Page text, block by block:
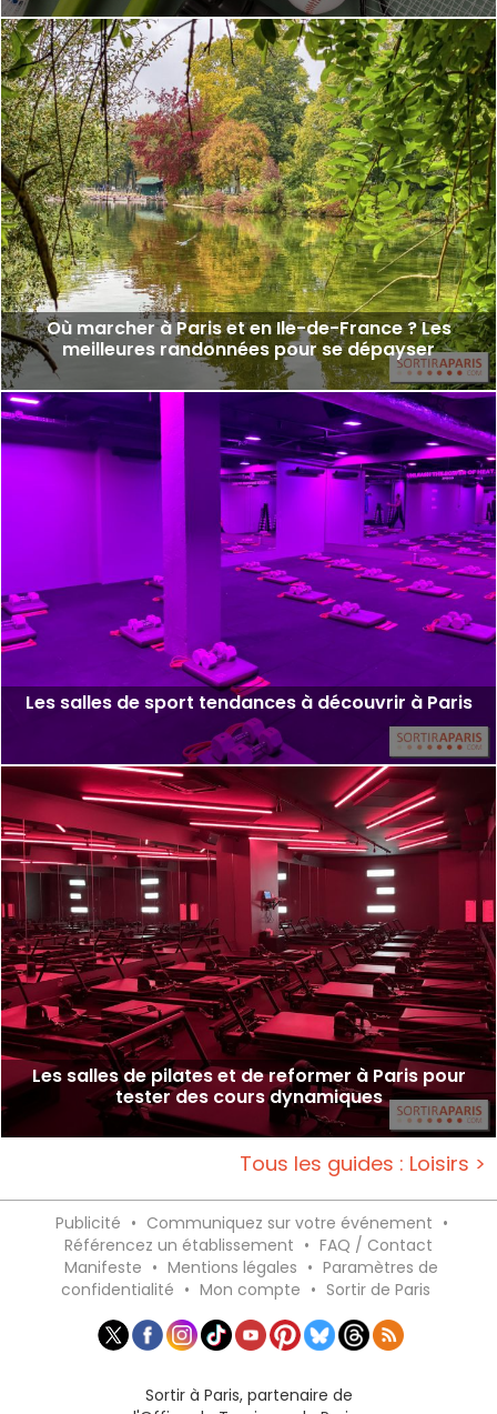
Où marcher à Paris et en Ile-de-France ? Les
meilleures randonnées pour se dépayser
Les salles de sport tendances à découvrir à Paris
Les salles de pilates et de reformer à Paris pour
tester des cours dynamiques
Tous les guides : Loisirs >
Publicité • Communiquez sur votre événement •
Référencez un établissement • FAQ / Contact
Manifeste • Mentions légales • Paramètres de
confidentialité • Mon compte • Sortir de Paris
Sortir à Paris, partenaire de